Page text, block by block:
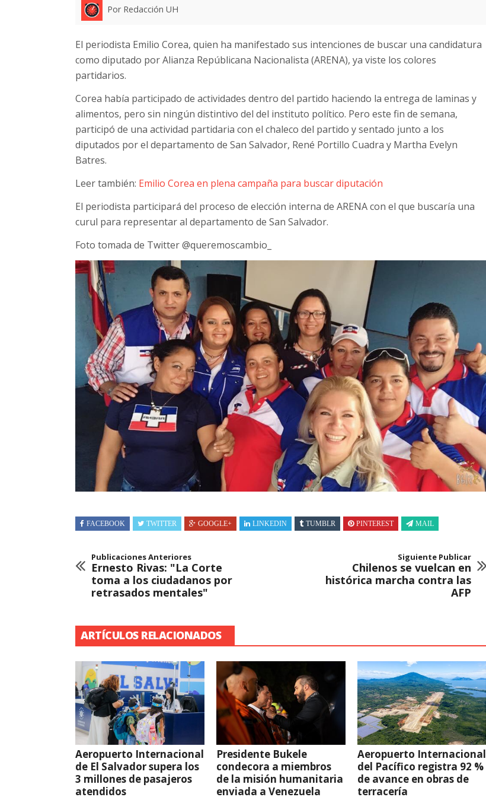
Por Redacción UH
El periodista Emilio Corea, quien ha manifestado sus intenciones de buscar una candidatura
como diputado por Alianza Repúblicana Nacionalista (ARENA), ya viste los colores
partidarios.
Corea había participado de actividades dentro del partido haciendo la entrega de laminas y
alimentos, pero sin ningún distintivo del del instituto político. Pero este fin de semana,
participó de una actividad partidaria con el chaleco del partido y sentado junto a los
diputados por el departamento de San Salvador, René Portillo Cuadra y Martha Evelyn
Batres.
Leer también: Emilio Corea en plena campaña para buscar diputación
El periodista participará del proceso de elección interna de ARENA con el que buscaría una
curul para representar al departamento de San Salvador.
Foto tomada de Twitter @queremoscambio_
FACEBOOK TWITTER GOOGLE+ LINKEDIN TUMBLR PINTEREST MAIL
Publicaciones Anteriores
Ernesto Rivas: "La Corte
toma a los ciudadanos por
retrasados mentales"
Siguiente Publicar
Chilenos se vuelcan en
histórica marcha contra las
AFP
ARTÍCULOS RELACIONADOS
Aeropuerto Internacional
de El Salvador supera los
3 millones de pasajeros
atendidos
Presidente Bukele
condecora a miembros
de la misión humanitaria
enviada a Venezuela
Aeropuerto Internacional
del Pacífico registra 92 %
de avance en obras de
terracería